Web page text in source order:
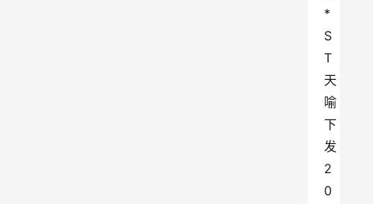
*
S
T
天
喻
下
发
2
0